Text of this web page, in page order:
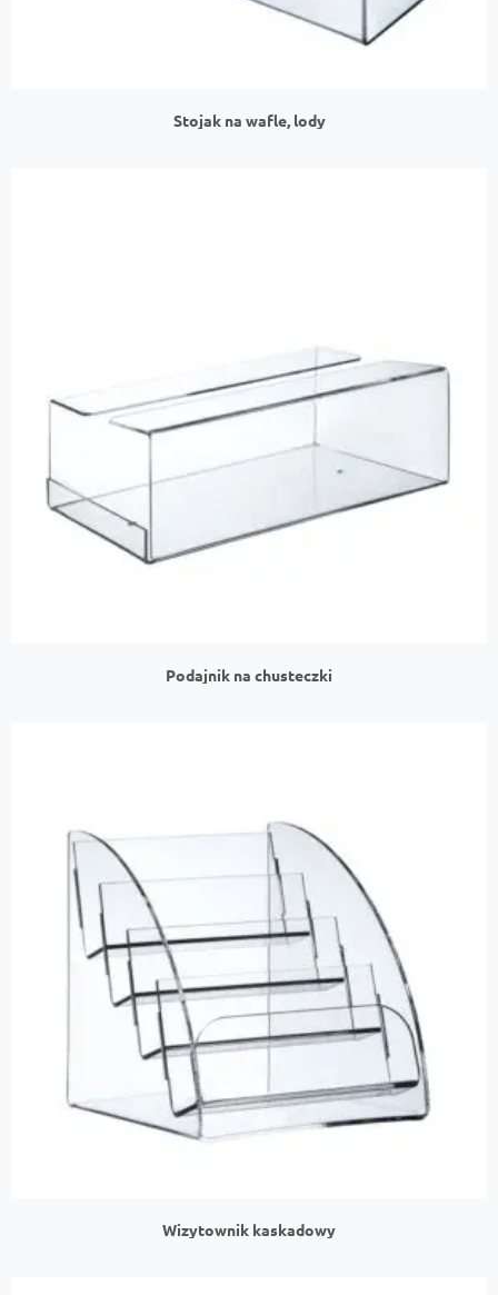
Stojak na wafle, lody
Podajnik na chusteczki
Wizytownik kaskadowy